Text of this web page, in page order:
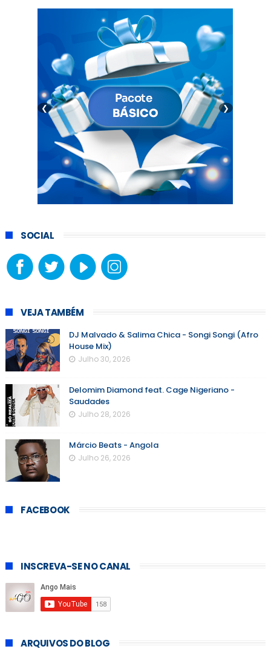
❮ ❯
SOCIAL
VEJA TAMBÉM
DJ Malvado & Salima Chica - Songi Songi (Afro
House Mix)
Julho 30, 2026
Delomim Diamond feat. Cage Nigeriano -
Saudades
Julho 28, 2026
Márcio Beats - Angola
Julho 26, 2026
FACEBOOK
INSCREVA-SE NO CANAL
ARQUIVOS DO BLOG